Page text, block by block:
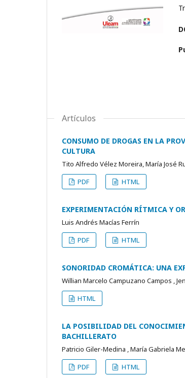
Artículos
CONSUMO DE DROGAS EN LA
CULTURA
Tito Alfredo Vélez Moreira, María José
PDF
HTML
EXPERIMENTACIÓN RÍTMICA Y
Luis Andrés Macías Ferrín
PDF
HTML
SONORIDAD CROMÁTICA: UNA
Willian Marcelo Campuzano Campos ,
HTML
LA POSIBILIDAD DEL
BACHILLERATO
Patricio Giler-Medina , María Gabriela
PDF
HTML